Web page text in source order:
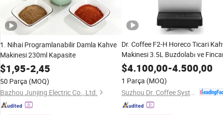
1. Nihai Programlanabilir Damla Kahve
Makinesi 230ml Kapasite
$1,95-2,45
50 Parça (MOQ)
Bazhou Junjing Electric Co., Ltd.
Dr. Coffee F2-H Horeco Ticari
Makinesi 3.5L Buzdolabı ve
Isıtıcı Rafı
$4.100,00-4.500,00
1 Parça (MOQ)